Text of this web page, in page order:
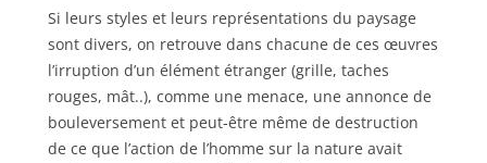
Si leurs styles et leurs représentations du paysage
sont divers, on retrouve dans chacune de ces œuvres
l’irruption d’un élément étranger (grille, taches
rouges, mât..), comme une menace, une annonce de
bouleversement et peut-être même de destruction
de ce que l’action de l’homme sur la nature avait